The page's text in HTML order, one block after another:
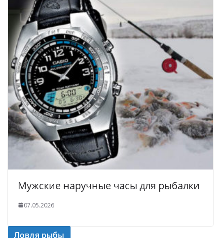
Мужские наручные часы для рыбалки
07.05.2026
Ловля рыбы